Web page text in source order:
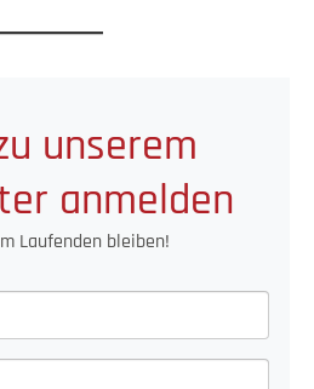
unserem
anmelden
Laufenden bleiben!